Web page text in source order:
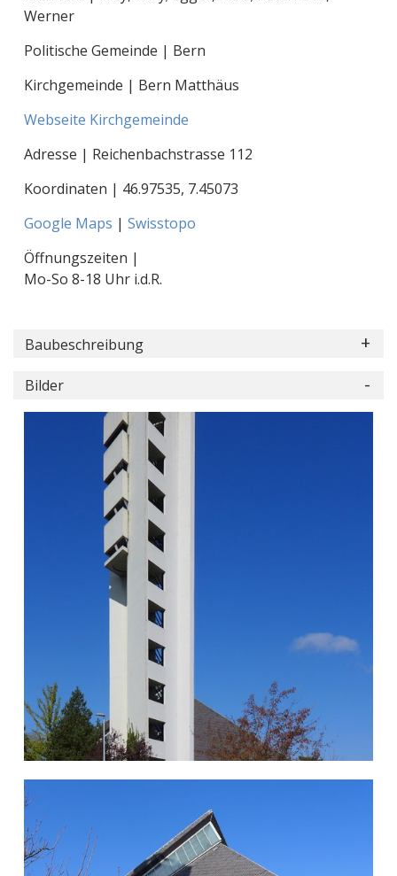
Werner
Politische Gemeinde | Bern
Kirchgemeinde | Bern Matthäus
Webseite Kirchgemeinde
Adresse | Reichenbachstrasse 112
Koordinaten | 46.97535, 7.45073
Google Maps | Swisstopo
Öffnungszeiten |
Mo-So 8-18 Uhr i.d.R.
Baubeschreibung
Bilder